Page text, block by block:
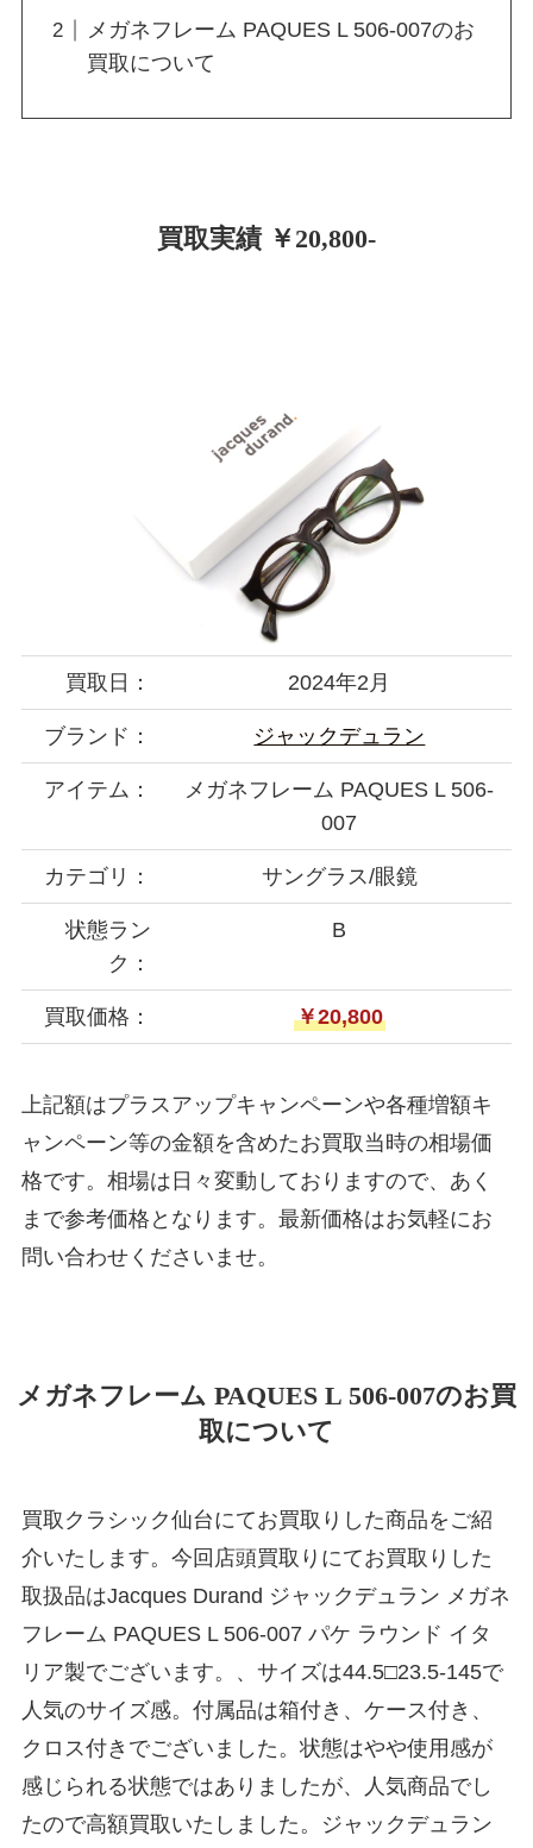
メガネフレーム PAQUES L 506-007のお
買取について
買取実績 ￥20,800-
買取日： 2024年2月
ブランド： ジャックデュラン
アイテム：
メガネフレーム PAQUES L 506-
007
カテゴリ： サングラス/眼鏡
状態ラン
ク：
B
買取価格： ￥20,800
上記額はプラスアップキャンペーンや各種増額キ
ャンペーン等の金額を含めたお買取当時の相場価
格です。相場は日々変動しておりますので、あく
まで参考価格となります。最新価格はお気軽にお
問い合わせくださいませ。
メガネフレーム PAQUES L 506-007のお買
取について
買取クラシック仙台にてお買取りした商品をご紹
介いたします。今回店頭買取りにてお買取りした
取扱品はJacques Durand ジャックデュラン メガネ
フレーム PAQUES L 506-007 パケ ラウンド イタ
リア製でございます。、サイズは44.5□23.5-145で
人気のサイズ感。付属品は箱付き、ケース付き、
クロス付きでございました。状態はやや使用感が
感じられる状態ではありましたが、人気商品でし
たので高額買取いたしました。ジャックデュラン